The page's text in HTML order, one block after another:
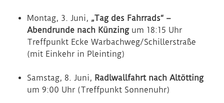
Montag, 3. Juni, „Tag des Fahrrads“ –
Abendrunde nach Künzingum 18:15 Uhr
Treffpunkt Ecke Warbachweg/Schillerstraße
(mit Einkehr in Pleinting)
Samstag, 8. Juni, Radlwallfahrt nach Altötting
um 9:00 Uhr (Treffpunkt Sonnenuhr)